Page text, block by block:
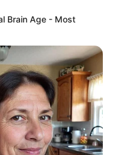
Brain Age - Most